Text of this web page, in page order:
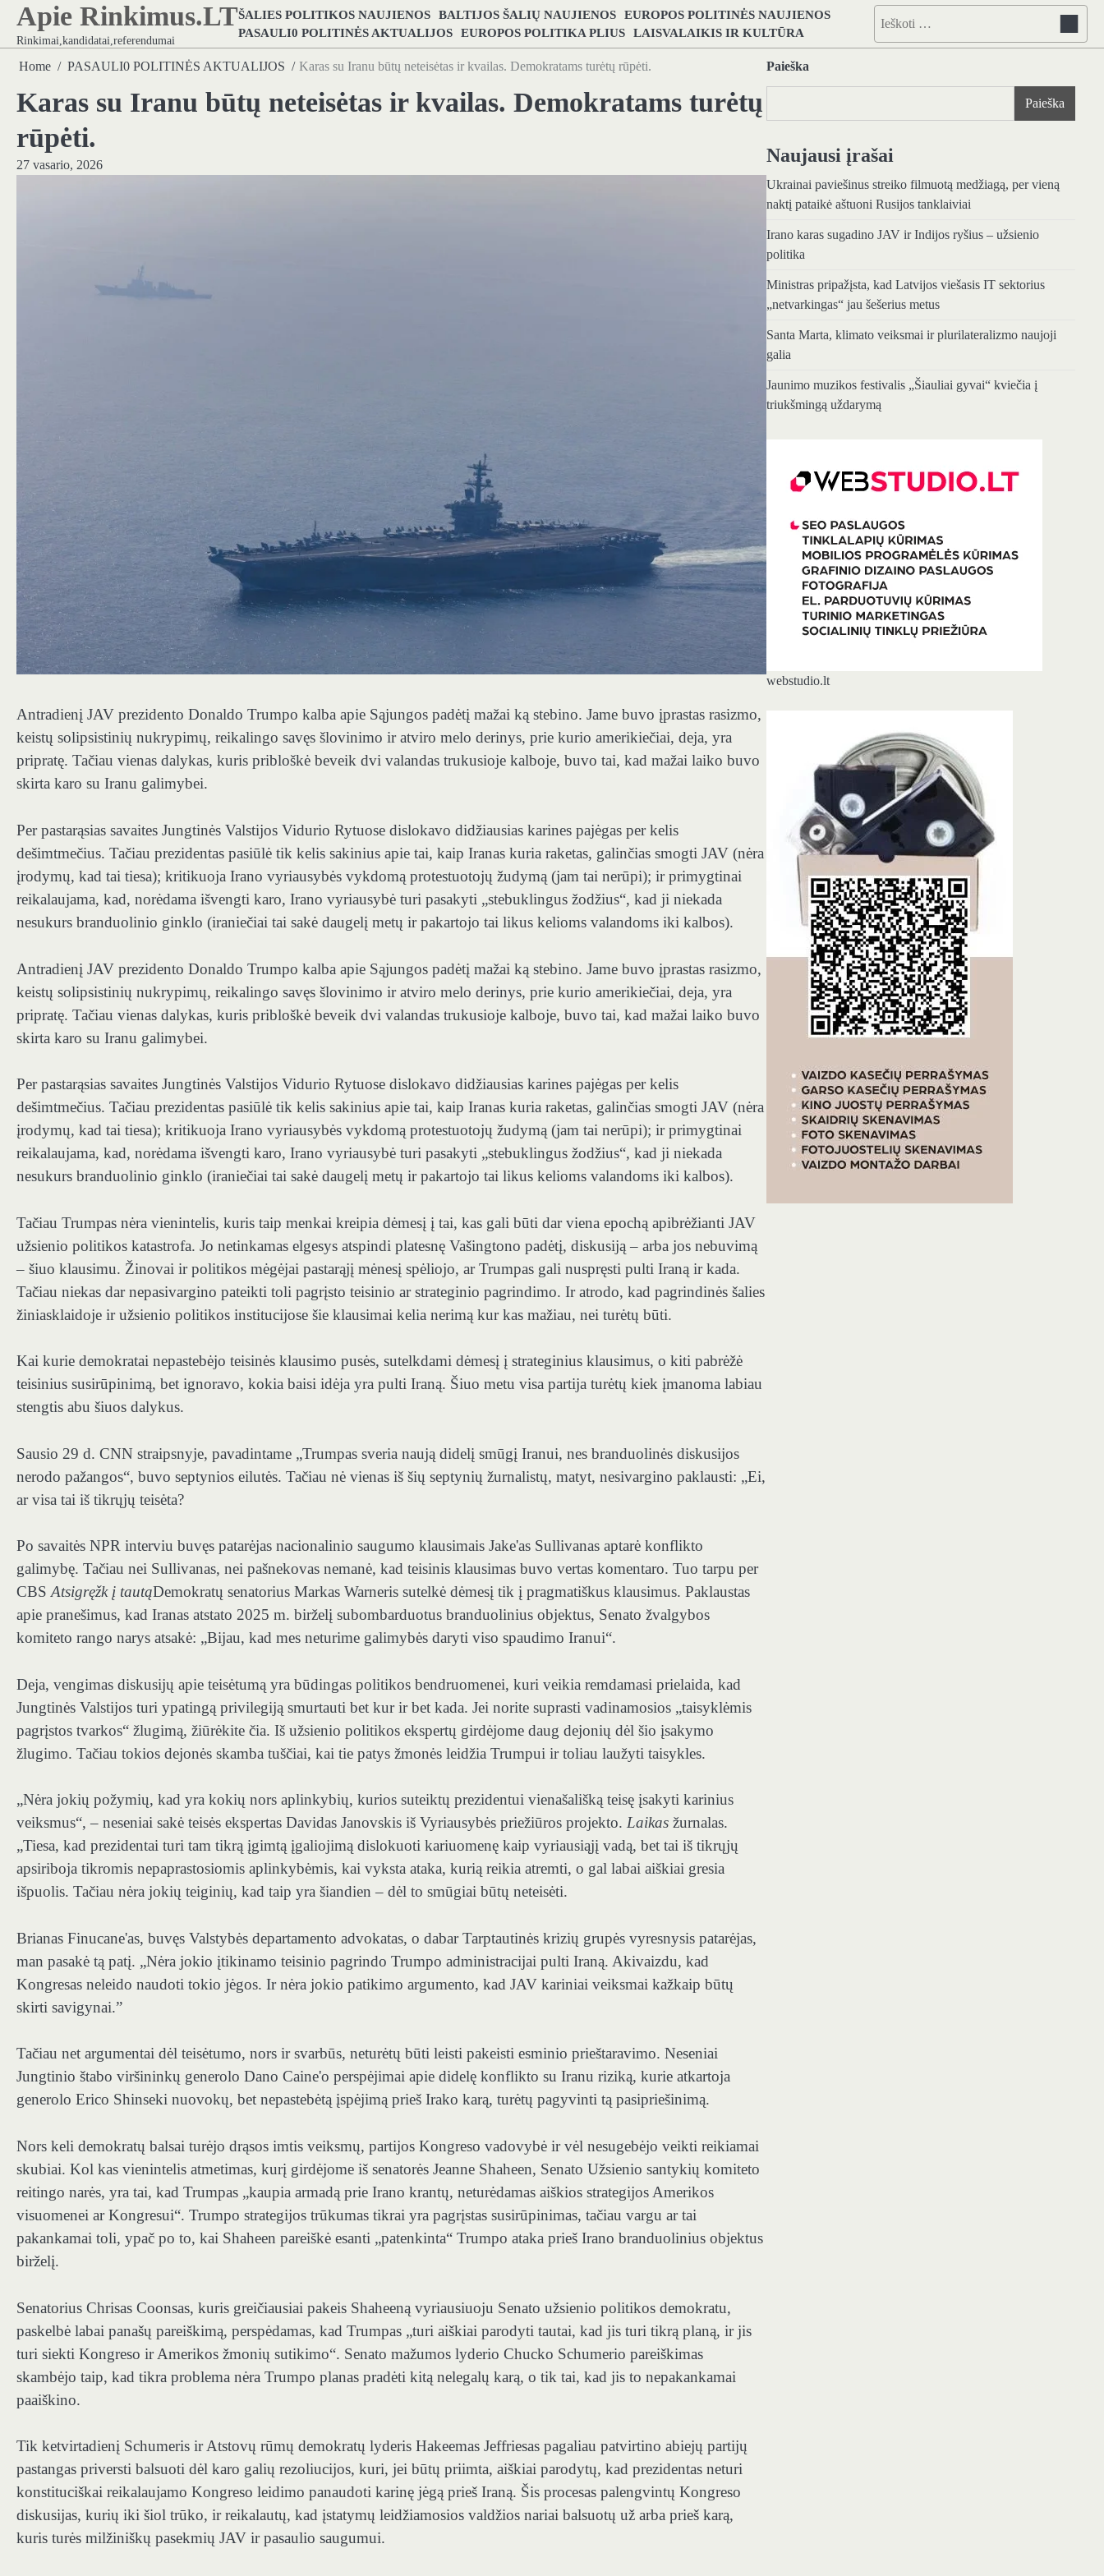
Skip
content
Apie Rinkimus.LT
Rinkimai,kandidatai,referendumai
ŠALIES POLITIKOS NAUJIENOS BALTIJOS ŠALIŲ NAUJIENOS EUROPOS POLITINĖS NAUJIENOS
PASAULI0 POLITINĖS AKTUALIJOS EUROPOS POLITIKA PLIUS LAISVALAIKIS IR KULTŪRA
Ieškoti:
Home PASAULI0 POLITINĖS AKTUALIJOS Karas su Iranu būtų neteisėtas ir kvailas. Demokratams turėtų rūpėti.
Karas su Iranu būtų neteisėtas ir kvailas. Demokratams turėtų
rūpėti.
27 vasario, 2026
Antradienį JAV prezidento Donaldo Trumpo kalba apie Sąjungos padėtį mažai ką stebino. Jame buvo įprastas rasizmo,
keistų solipsistinių nukrypimų, reikalingo savęs šlovinimo ir atviro melo derinys, prie kurio amerikiečiai, deja, yra
pripratę. Tačiau vienas dalykas, kuris pribloškė beveik dvi valandas trukusioje kalboje, buvo tai, kad mažai laiko buvo
skirta karo su Iranu galimybei.
Per pastarąsias savaites Jungtinės Valstijos Vidurio Rytuose dislokavo didžiausias karines pajėgas per kelis
dešimtmečius. Tačiau prezidentas pasiūlė tik kelis sakinius apie tai, kaip Iranas kuria raketas, galinčias smogti JAV (nėra
įrodymų, kad tai tiesa); kritikuoja Irano vyriausybės vykdomą protestuotojų žudymą (jam tai nerūpi); ir primygtinai
reikalaujama, kad, norėdama išvengti karo, Irano vyriausybė turi pasakyti „stebuklingus žodžius“, kad ji niekada
nesukurs branduolinio ginklo (iraniečiai tai sakė daugelį metų ir pakartojo tai likus kelioms valandoms iki kalbos).
Antradienį JAV prezidento Donaldo Trumpo kalba apie Sąjungos padėtį mažai ką stebino. Jame buvo įprastas rasizmo,
keistų solipsistinių nukrypimų, reikalingo savęs šlovinimo ir atviro melo derinys, prie kurio amerikiečiai, deja, yra
pripratę. Tačiau vienas dalykas, kuris pribloškė beveik dvi valandas trukusioje kalboje, buvo tai, kad mažai laiko buvo
skirta karo su Iranu galimybei.
Per pastarąsias savaites Jungtinės Valstijos Vidurio Rytuose dislokavo didžiausias karines pajėgas per kelis
dešimtmečius. Tačiau prezidentas pasiūlė tik kelis sakinius apie tai, kaip Iranas kuria raketas, galinčias smogti JAV (nėra
įrodymų, kad tai tiesa); kritikuoja Irano vyriausybės vykdomą protestuotojų žudymą (jam tai nerūpi); ir primygtinai
reikalaujama, kad, norėdama išvengti karo, Irano vyriausybė turi pasakyti „stebuklingus žodžius“, kad ji niekada
nesukurs branduolinio ginklo (iraniečiai tai sakė daugelį metų ir pakartojo tai likus kelioms valandoms iki kalbos).
Tačiau Trumpas nėra vienintelis, kuris taip menkai kreipia dėmesį į tai, kas gali būti dar viena epochą apibrėžianti JAV
užsienio politikos katastrofa. Jo netinkamas elgesys atspindi platesnę Vašingtono padėtį, diskusiją – arba jos nebuvimą
– šiuo klausimu. Žinovai ir politikos mėgėjai pastarąjį mėnesį spėliojo, ar Trumpas gali nuspręsti pulti Iraną ir kada.
Tačiau niekas dar nepasivargino pateikti toli pagrįsto teisinio ar strateginio pagrindimo. Ir atrodo, kad pagrindinės šalies
žiniasklaidoje ir užsienio politikos institucijose šie klausimai kelia nerimą kur kas mažiau, nei turėtų būti.
Kai kurie demokratai nepastebėjo teisinės klausimo pusės, sutelkdami dėmesį į strateginius klausimus, o kiti pabrėžė
teisinius susirūpinimą, bet ignoravo, kokia baisi idėja yra pulti Iraną. Šiuo metu visa partija turėtų kiek įmanoma labiau
stengtis abu šiuos dalykus.
Sausio 29 d. CNN straipsnyje, pavadintame „Trumpas sveria naują didelį smūgį Iranui, nes branduolinės diskusijos
nerodo pažangos“, buvo septynios eilutės. Tačiau nė vienas iš šių septynių žurnalistų, matyt, nesivargino paklausti: „Ei,
ar visa tai iš tikrųjų teisėta?
Po savaitės NPR interviu buvęs patarėjas nacionalinio saugumo klausimais Jake'as Sullivanas aptarė konflikto
galimybę. Tačiau nei Sullivanas, nei pašnekovas nemanė, kad teisinis klausimas buvo vertas komentaro. Tuo tarpu per
CBSAtsigręžk į tautąDemokratų senatorius Markas Warneris sutelkė dėmesį tik į pragmatiškus klausimus. Paklaustas
apie pranešimus, kad Iranas atstato 2025 m. birželį subombarduotus branduolinius objektus, Senato žvalgybos
komiteto rango narys atsakė: „Bijau, kad mes neturime galimybės daryti viso spaudimo Iranui“.
Deja, vengimas diskusijų apie teisėtumą yra būdingas politikos bendruomenei, kuri veikia remdamasi prielaida, kad
Jungtinės Valstijos turi ypatingą privilegiją smurtauti bet kur ir bet kada. Jei norite suprasti vadinamosios „taisyklėmis
pagrįstos tvarkos“ žlugimą, žiūrėkite čia. Iš užsienio politikos ekspertų girdėjome daug dejonių dėl šio įsakymo
žlugimo. Tačiau tokios dejonės skamba tuščiai, kai tie patys žmonės leidžia Trumpui ir toliau laužyti taisykles.
„Nėra jokių požymių, kad yra kokių nors aplinkybių, kurios suteiktų prezidentui vienašališką teisę įsakyti karinius
veiksmus“, – neseniai sakė teisės ekspertas Davidas Janovskis iš Vyriausybės priežiūros projekto. Laikas žurnalas.
„Tiesa, kad prezidentai turi tam tikrą įgimtą įgaliojimą dislokuoti kariuomenę kaip vyriausiąjį vadą, bet tai iš tikrųjų
apsiriboja tikromis nepaprastosiomis aplinkybėmis, kai vyksta ataka, kurią reikia atremti, o gal labai aiškiai gresia
išpuolis. Tačiau nėra jokių teiginių, kad taip yra šiandien – dėl to smūgiai būtų neteisėti.
Brianas Finucane'as, buvęs Valstybės departamento advokatas, o dabar Tarptautinės krizių grupės vyresnysis patarėjas,
man pasakė tą patį. „Nėra jokio įtikinamo teisinio pagrindo Trumpo administracijai pulti Iraną. Akivaizdu, kad
Kongresas neleido naudoti tokio jėgos. Ir nėra jokio patikimo argumento, kad JAV kariniai veiksmai kažkaip būtų
skirti savigynai.”
Tačiau net argumentai dėl teisėtumo, nors ir svarbūs, neturėtų būti leisti pakeisti esminio prieštaravimo. Neseniai
Jungtinio štabo viršininkų generolo Dano Caine'o perspėjimai apie didelę konflikto su Iranu riziką, kurie atkartoja
generolo Erico Shinseki nuovokų, bet nepastebėtą įspėjimą prieš Irako karą, turėtų pagyvinti tą pasipriešinimą.
Nors keli demokratų balsai turėjo drąsos imtis veiksmų, partijos Kongreso vadovybė ir vėl nesugebėjo veikti reikiamai
skubiai. Kol kas vienintelis atmetimas, kurį girdėjome iš senatorės Jeanne Shaheen, Senato Užsienio santykių komiteto
reitingo narės, yra tai, kad Trumpas „kaupia armadą prie Irano krantų, neturėdamas aiškios strategijos Amerikos
visuomenei ar Kongresui“. Trumpo strategijos trūkumas tikrai yra pagrįstas susirūpinimas, tačiau vargu ar tai
pakankamai toli, ypač po to, kai Shaheen pareiškė esanti „patenkinta“ Trumpo ataka prieš Irano branduolinius objektus
birželį.
Senatorius Chrisas Coonsas, kuris greičiausiai pakeis Shaheeną vyriausiuoju Senato užsienio politikos demokratu,
paskelbė labai panašų pareiškimą, perspėdamas, kad Trumpas „turi aiškiai parodyti tautai, kad jis turi tikrą planą, ir jis
turi siekti Kongreso ir Amerikos žmonių sutikimo“. Senato mažumos lyderio Chucko Schumerio pareiškimas
skambėjo taip, kad tikra problema nėra Trumpo planas pradėti kitą nelegalų karą, o tik tai, kad jis to nepakankamai
paaiškino.
Tik ketvirtadienį Schumeris ir Atstovų rūmų demokratų lyderis Hakeemas Jeffriesas pagaliau patvirtino abiejų partijų
pastangas priversti balsuoti dėl karo galių rezoliucijos, kuri, jei būtų priimta, aiškiai parodytų, kad prezidentas neturi
konstituciškai reikalaujamo Kongreso leidimo panaudoti karinę jėgą prieš Iraną. Šis procesas palengvintų Kongreso
diskusijas, kurių iki šiol trūko, ir reikalautų, kad įstatymų leidžiamosios valdžios nariai balsuotų už arba prieš karą,
kuris turės milžiniškų pasekmių JAV ir pasaulio saugumui.
Paieška
Paieška
Naujausi įrašai
Ukrainai paviešinus streiko filmuotą medžiagą, per vieną
naktį pataikė aštuoni Rusijos tanklaiviai
Irano karas sugadino JAV ir Indijos ryšius – užsienio
politika
Ministras pripažįsta, kad Latvijos viešasis IT sektorius
„netvarkingas“ jau šešerius metus
Santa Marta, klimato veiksmai ir plurilateralizmo naujoji
galia
Jaunimo muzikos festivalis „Šiauliai gyvai“ kviečia į
triukšmingą uždarymą
webstudio.lt